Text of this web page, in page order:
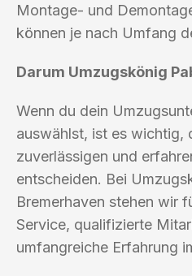
Montage- und
können je nach Umfang
Darum Umzugskönig
Wenn du dein
auswählst, ist es wichtig,
zuverlässigen und
entscheiden. Bei
Bremerhaven stehen wir
Service, qualifizierte
umfangreiche Erfahrung